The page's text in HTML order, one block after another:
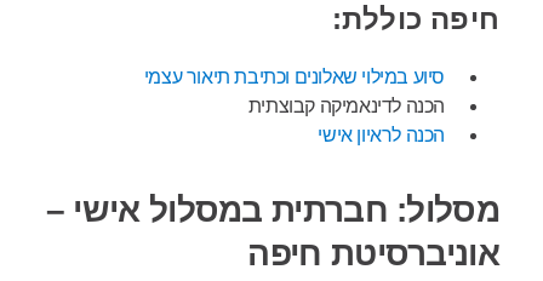
חיפה כוללת:
סיוע במילוי שאלונים וכתיבת תיאור עצמי
הכנה לדינאמיקה קבוצתית
הכנה לראיון אישי
מסלול: חברתית במסלול אישי –
אוניברסיטת חיפה